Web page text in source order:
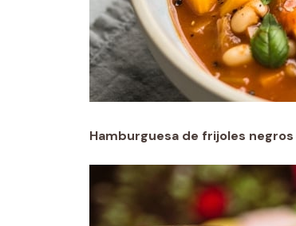
Hamburguesa de frijoles